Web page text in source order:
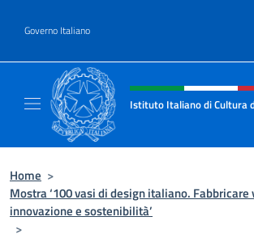
Governo Italiano
Intestazione sito,
Istituto Italiano di Cultura
Home >
Mostra ‘100 vasi di design italiano.
innovazione e sostenibilità’
>